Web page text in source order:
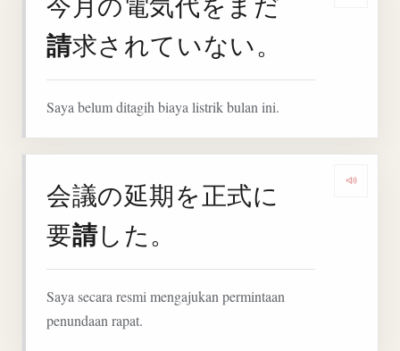
請求されていない。
Saya belum ditagih biaya listrik bulan ini.
会議の延期を正式に
要請した。
Saya secara resmi mengajukan permintaan
penundaan rapat.